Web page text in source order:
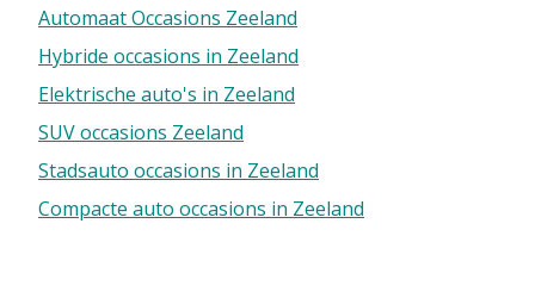
Automaat Occasions Zeeland
Hybride occasions in Zeeland
Elektrische auto's in Zeeland
SUV occasions Zeeland
Stadsauto occasions in Zeeland
Compacte auto occasions in Zeeland